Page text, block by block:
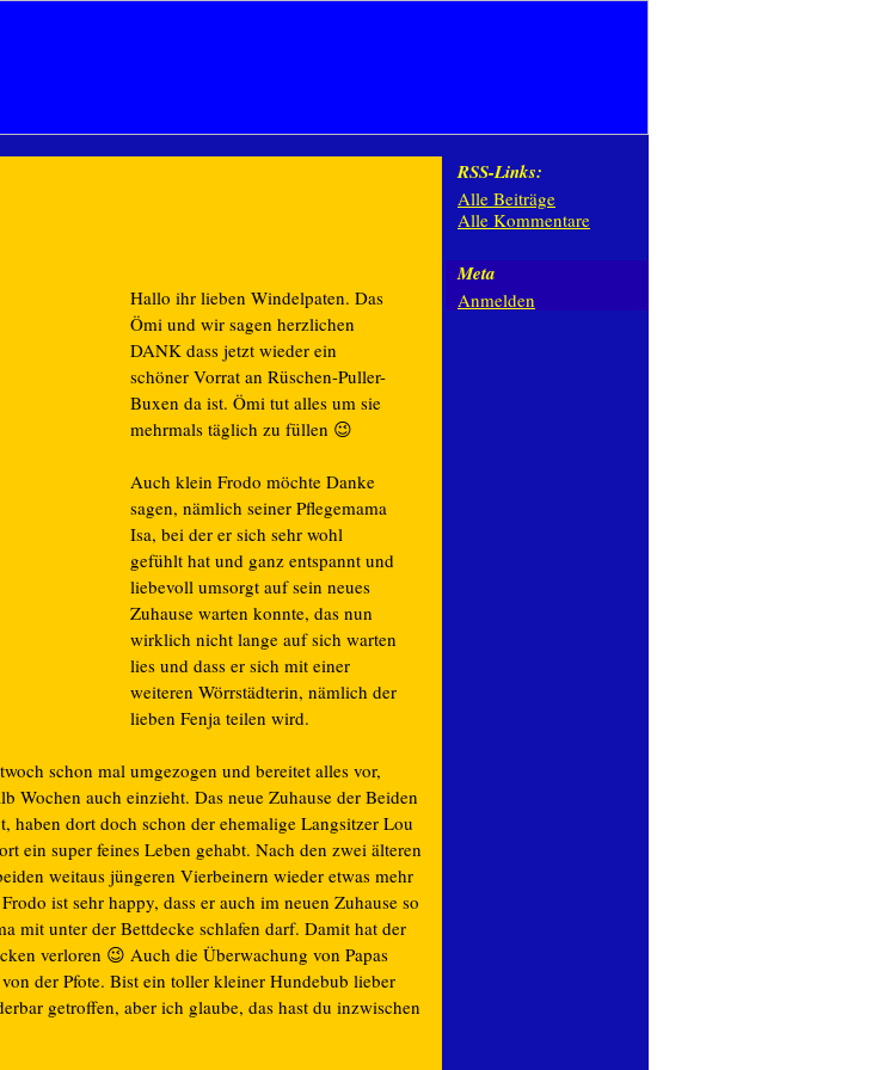
Hallo ihr lieben Windelpaten. Das
Ömi und wir sagen herzlichen
DANK dass jetzt wieder ein
schöner Vorrat an Rüschen-Puller-
Buxen da ist. Ömi tut alles um sie
mehrmals täglich zu füllen 😉
Auch klein Frodo möchte Danke
sagen, nämlich seiner Pflegemama
Isa, bei der er sich sehr wohl
gefühlt hat und ganz entspannt und
liebevoll umsorgt auf sein neues
Zuhause warten konnte, das nun
wirklich nicht lange auf sich warten
lies und dass er sich mit einer
weiteren Wörrstädterin, nämlich der
lieben Fenja teilen wird.
schon mal umgezogen und bereitet alles vor,
Wochen auch einzieht. Das neue Zuhause der Beiden
haben dort doch schon der ehemalige Langsitzer Lou
ein super feines Leben gehabt. Nach den zwei älteren
weitaus jüngeren Vierbeinern wieder etwas mehr
ist sehr happy, dass er auch im neuen Zuhause so
mit unter der Bettdecke schlafen darf. Damit hat der
verloren 😉 Auch die Überwachung von Papas
der Pfote. Bist ein toller kleiner Hundebub lieber
getroffen, aber ich glaube, das hast du inzwischen
RSS-Links:
Alle Beiträge
Alle Kommentare
Meta
Anmelden